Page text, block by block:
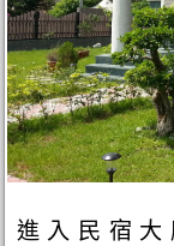
進入民宿